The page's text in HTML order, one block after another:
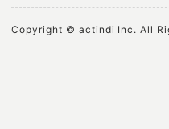
Copyright © actindi Inc. All